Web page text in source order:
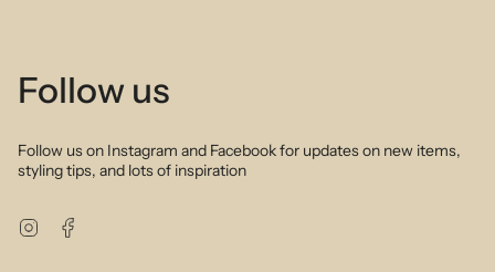
Follow us
Follow us on Instagram and Facebook for updates on new items,
styling tips, and lots of inspiration
Instagram